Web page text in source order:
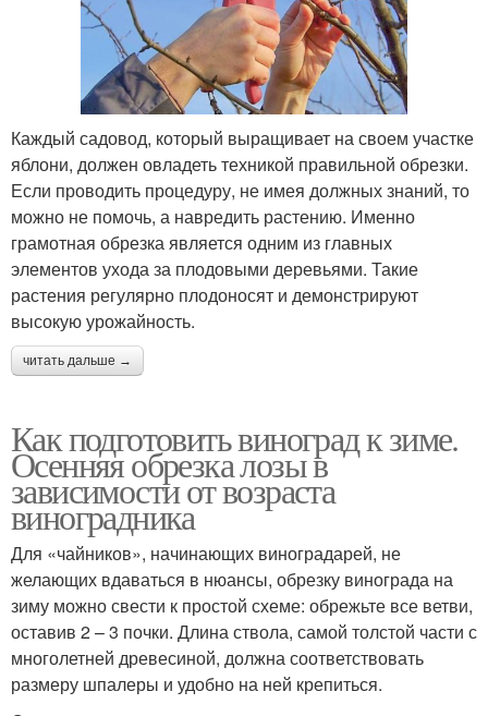
Каждый садовод, который выращивает на своем участке
яблони, должен овладеть техникой правильной обрезки.
Если проводить процедуру, не имея должных знаний, то
можно не помочь, а навредить растению. Именно
грамотная обрезка является одним из главных
элементов ухода за плодовыми деревьями. Такие
растения регулярно плодоносят и демонстрируют
высокую урожайность.
читать дальше →
Как подготовить виноград к зиме.
Осенняя обрезка лозы в
зависимости от возраста
виноградника
Для «чайников», начинающих виноградарей, не
желающих вдаваться в нюансы, обрезку винограда на
зиму можно свести к простой схеме: обрежьте все ветви,
оставив 2 – 3 почки. Длина ствола, самой толстой части с
многолетней древесиной, должна соответствовать
размеру шпалеры и удобно на ней крепиться.